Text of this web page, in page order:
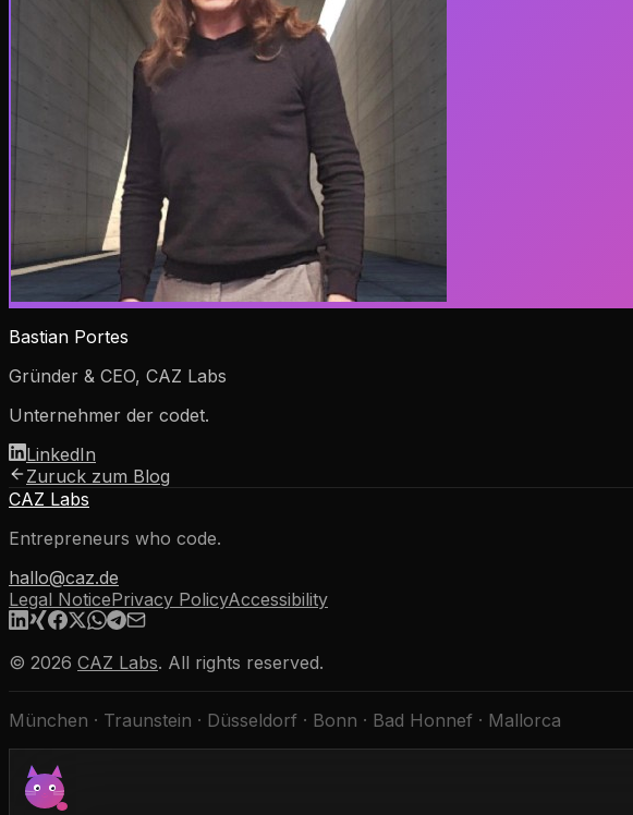
Bastian Portes
Gründer & CEO, CAZ Labs
Unternehmer der codet.
LinkedIn
Zuruck zum Blog
CAZ Labs
Entrepreneurs who code.
hallo@caz.de
Legal NoticePrivacy PolicyAccessibility
© 2026 CAZ Labs. All rights reserved.
München · Traunstein · Düsseldorf · Bonn · Bad Honnef · Mallorca